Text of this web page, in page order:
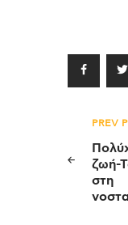
PREV
ζωή-
στη